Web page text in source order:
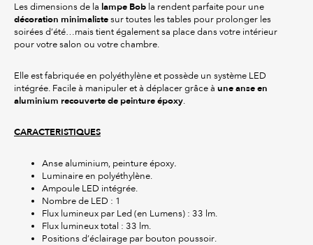
Les dimensions de la lampe Bob la rendent parfaite pour une
décoration minimaliste sur toutes les tables pour prolonger les
soirées d’été…mais tient également sa place dans votre intérieur
pour votre salon ou votre chambre.
Elle est fabriquée en polyéthylène et possède un système LED
intégrée. Facile à manipuler et à déplacer grâce à une anse en
aluminium recouverte de peinture époxy.
CARACTERISTIQUES
Anse aluminium, peinture époxy.
Luminaire en polyéthylène.
Ampoule LED intégrée.
Nombre de LED : 1
Flux lumineux par Led (en Lumens) : 33 lm.
Flux lumineux total : 33 lm.
Positions d’éclairage par bouton poussoir.